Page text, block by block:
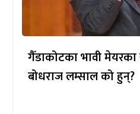
गैँडाकोटका भावी
बोधराज लम्साल को हुन्?